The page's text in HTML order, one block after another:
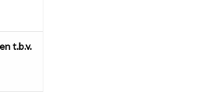
t.b.v.